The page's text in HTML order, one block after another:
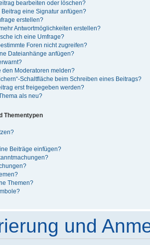
bearbeiten oder löschen?
eine Signatur anfügen?
erstellen?
Antwortmöglichkeiten erstellen?
ich eine Umfrage?
Foren nicht zugreifen?
Dateianhänge anfügen?
den Moderatoren melden?
Schaltfläche beim Schreiben eines Beitrags?
erst freigegeben werden?
als neu?
Thementypen
Beiträge einfügen?
Themen?
und